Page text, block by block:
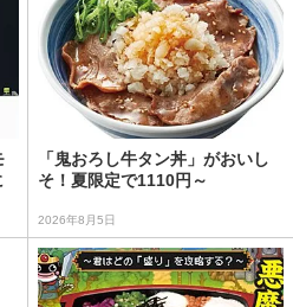
「鬼おろし牛タン丼」がおいし
そ！夏限定で1110円～
2026年8月5日